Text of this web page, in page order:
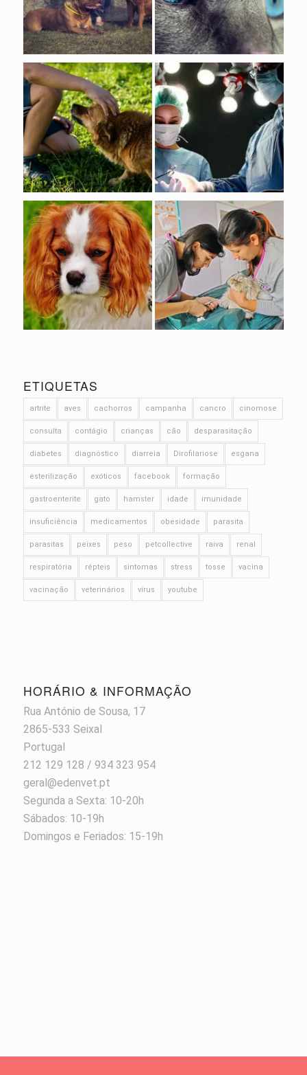
ETIQUETAS
artrite aves cachorros campanha cancro cinomose
consulta contágio crianças cão desparasitação
diabetes diagnóstico diarreia Dirofilariose esgana
esterilização exóticos facebook formação
gastroenterite gato hamster idade imunidade
insuficiência medicamentos obesidade parasita
parasitas peixes peso petcollective raiva renal
respiratória répteis sintomas stress tosse vacina
vacinação veterinários vírus youtube
HORÁRIO & INFORMAÇÃO
Rua António de Sousa, 17
2865-533 Seixal
Portugal
212 129 128 / 934 323 954
geral@edenvet.pt
Segunda a Sexta: 10-20h
Sábados: 10-19h
Domingos e Feriados: 15-19h